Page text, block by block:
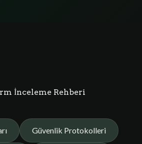
İnceleme Rehberi
Güvenlik Protokolleri